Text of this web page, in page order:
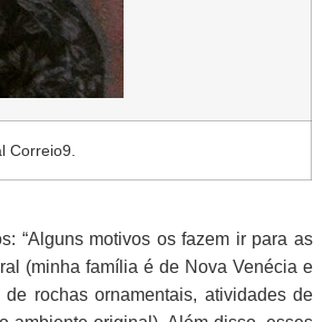
Correio9.
“Alguns motivos os fazem ir para as
(minha família é de Nova Venécia e
rochas ornamentais, atividades de